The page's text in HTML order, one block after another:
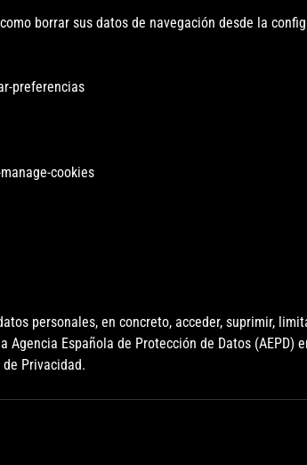
borrar sus datos de navegación desde la
preferencias
cookies
personales, en concreto, acceder, suprimir,
Española de Protección de Datos (AEPD)
Privacidad.